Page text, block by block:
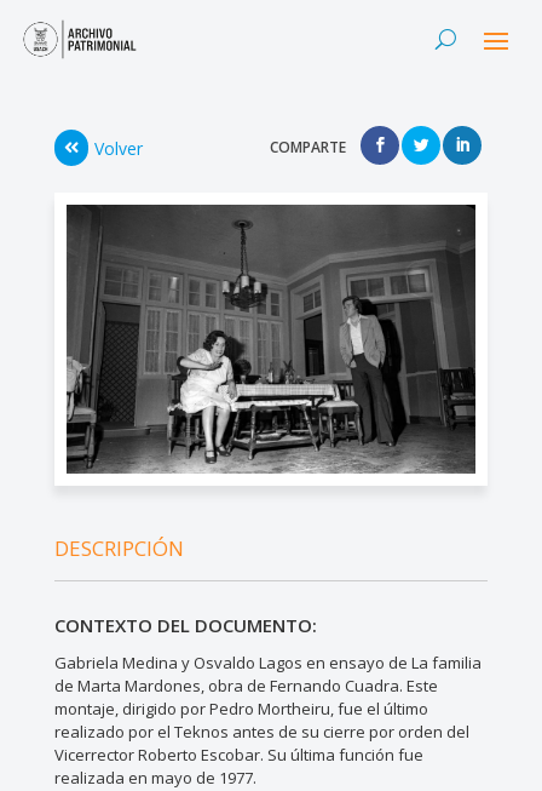
Volver COMPARTE
DESCRIPCIÓN
CONTEXTO DEL DOCUMENTO:
Gabriela Medina y Osvaldo Lagos en ensayo de La familia
de Marta Mardones, obra de Fernando Cuadra. Este
montaje, dirigido por Pedro Mortheiru, fue el último
realizado por el Teknos antes de su cierre por orden del
Vicerrector Roberto Escobar. Su última función fue
realizada en mayo de 1977.